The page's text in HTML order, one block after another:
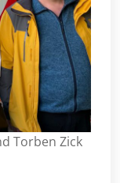
Torben Zick